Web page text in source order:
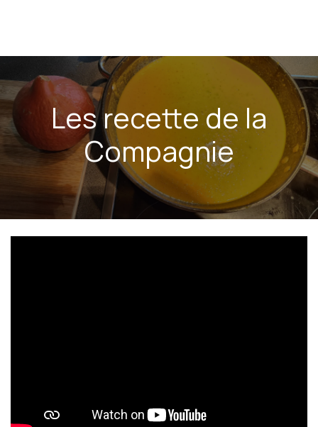
Les recette de la
Compagnie